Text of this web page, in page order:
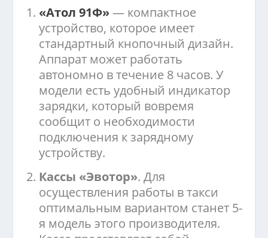
«Атол 91Ф»— компактное
устройство, которое имеет
стандартный кнопочный дизайн.
Аппарат может работать
автономно в течение 8 часов. У
модели есть удобный индикатор
зарядки, который вовремя
сообщит о необходимости
подключения к зарядному
устройству.
Кассы «Эвотор». Для
осуществления работы в такси
оптимальным вариантом станет 5-
я модель этого производителя.